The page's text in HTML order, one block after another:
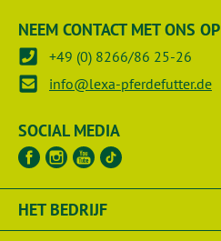
NEEM CONTACT MET ONS OP
+49 (0) 8266/86 25-26
info@lexa-pferdefutter.de
SOCIAL MEDIA
HET BEDRIJF